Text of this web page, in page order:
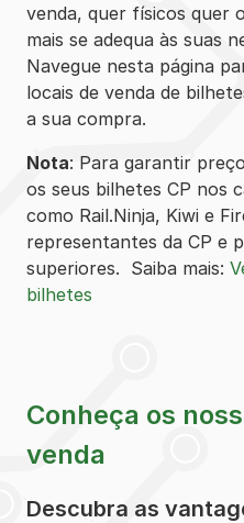
venda, quer físicos quer
mais se adequa às suas
Navegue nesta página
locais de venda de
a sua compra.
Nota: Para garantir
os seus bilhetes CP nos
como Rail.Ninja, Kiwi e
representantes da CP e
superiores. Saiba mais:
bilhetes
Conheça os
venda
Descubra as